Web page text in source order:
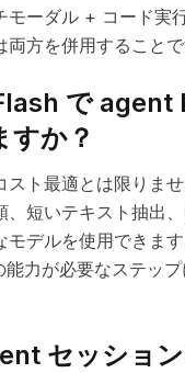
モーダル + コード実
方を併用することで
で agent
すか？
スト最適とは限りま
、短いテキスト抽出
モデルを使用できま
力が必要なステップ
セッショ